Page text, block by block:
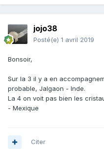
jojo38
Posté(e) 1 avril 2019
Bonsoir,
Sur la 3 il y a en
probable, Jalgaon - Inde.
La 4 on voit pas bien les
- Mexique
Citer